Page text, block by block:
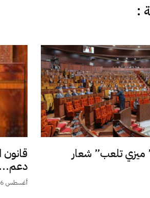
:
ميزي تلعب” شعار
دعم...
أغسطس 6, 2026